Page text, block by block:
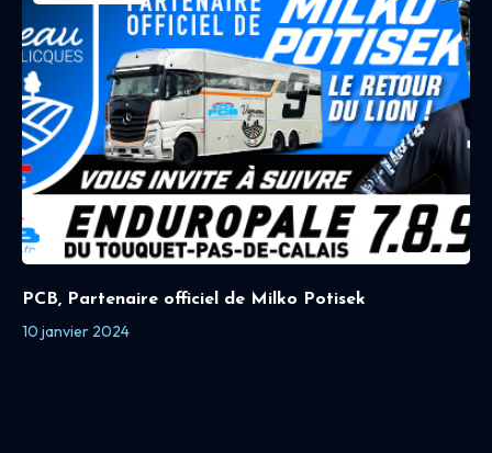
PCB, Partenaire officiel de Milko Potisek
10 janvier 2024